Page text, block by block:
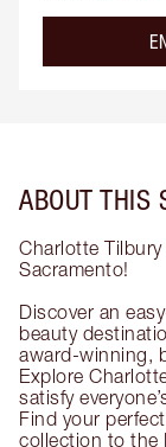
ABOUT THIS
Charlotte
Sacramento!
Discover an
beauty
award-winning,
Explore
satisfy
Find your
collection to the